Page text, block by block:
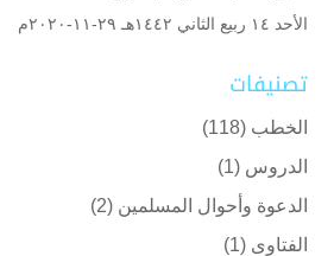
الأحد ۱٤ ربيع الثاني ۱٤٤۲هـ ۲۹-۱۱-۲۰۲۰م
تصنيفات
الخطب (118)
الدروس (1)
الدعوة وأحوال المسلمين (2)
الفتاوى (1)